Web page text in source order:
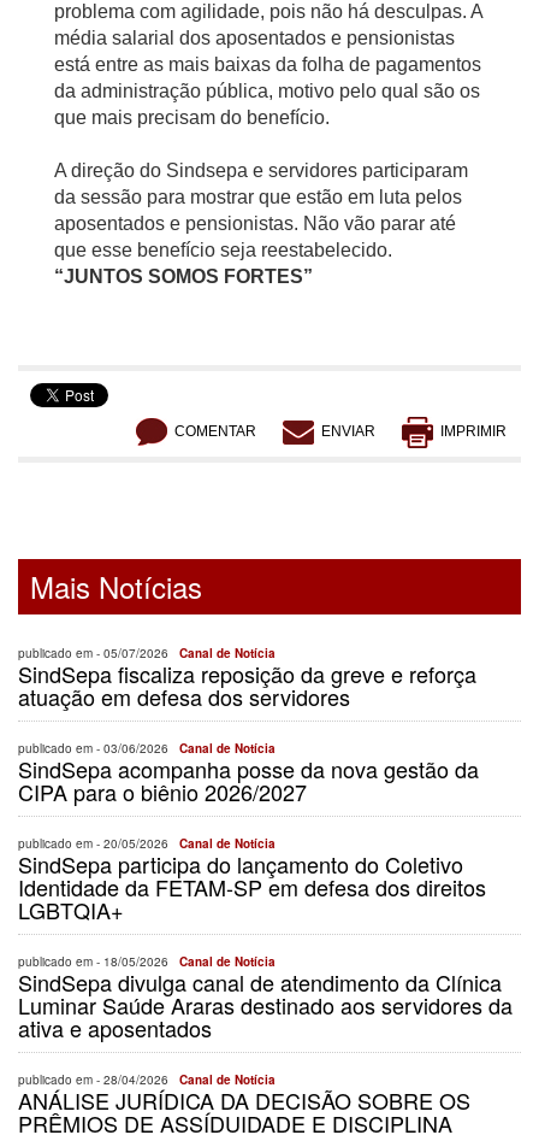
problema com agilidade, pois não há desculpas. A
média salarial dos aposentados e pensionistas
está entre as mais baixas da folha de pagamentos
da administração pública, motivo pelo qual são os
que mais precisam do benefício.
A direção do Sindsepa e servidores participaram
da sessão para mostrar que estão em luta pelos
aposentados e pensionistas. Não vão parar até
que esse benefício seja reestabelecido.
“JUNTOS SOMOS FORTES”
COMENTAR ENVIAR IMPRIMIR
Mais Notícias
publicado em - 05/07/2026 Canal de Notícia
SindSepa fiscaliza reposição da greve e reforça
atuação em defesa dos servidores
publicado em - 03/06/2026 Canal de Notícia
SindSepa acompanha posse da nova gestão da
CIPA para o biênio 2026/2027
publicado em - 20/05/2026 Canal de Notícia
SindSepa participa do lançamento do Coletivo
Identidade da FETAM-SP em defesa dos direitos
LGBTQIA+
publicado em - 18/05/2026 Canal de Notícia
SindSepa divulga canal de atendimento da Clínica
Luminar Saúde Araras destinado aos servidores da
ativa e aposentados
publicado em - 28/04/2026 Canal de Notícia
ANÁLISE JURÍDICA DA DECISÃO SOBRE OS
PRÊMIOS DE ASSÍDUIDADE E DISCIPLINA